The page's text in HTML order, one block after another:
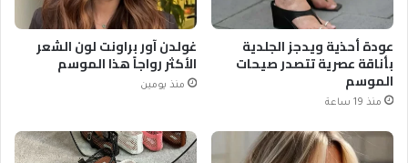
عودة أحذية ويدجز الجلدية
بأناقة عصرية تتصدر صيحات
الموسم
منذ 19 ساعة
غولدن آور براونت لون الشعر
الأكثر رواجاً هذا الموسم
منذ يومين